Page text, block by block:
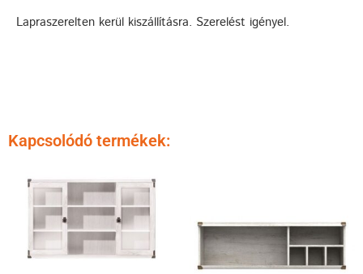
Lapraszerelten kerül kiszállításra. Szerelést igényel.
Kapcsolódó termékek: